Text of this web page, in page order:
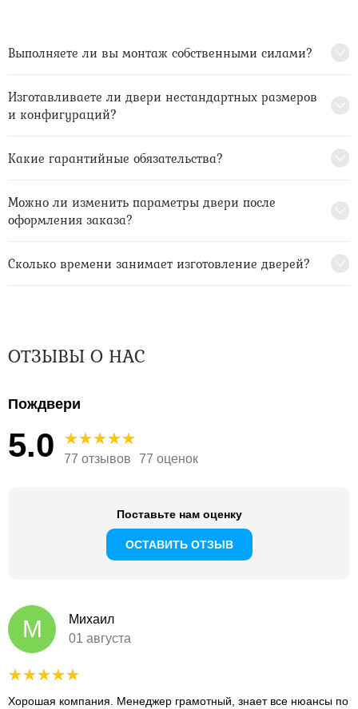
Выполняете ли вы монтаж собственными силами?
Изготавливаете ли двери нестандартных размеров
и конфигураций?
Какие гарантийные обязательства?
Можно ли изменить параметры двери после
оформления заказа?
Сколько времени занимает изготовление дверей?
ОТЗЫВЫ О НАС
Пождвери
5.0 77 отзывов 77 оценок
Поставьте нам оценку
ОСТАВИТЬ ОТЗЫВ
М
Михаил
01 августа
Хорошая компания. Менеджер грамотный, знает все нюансы по